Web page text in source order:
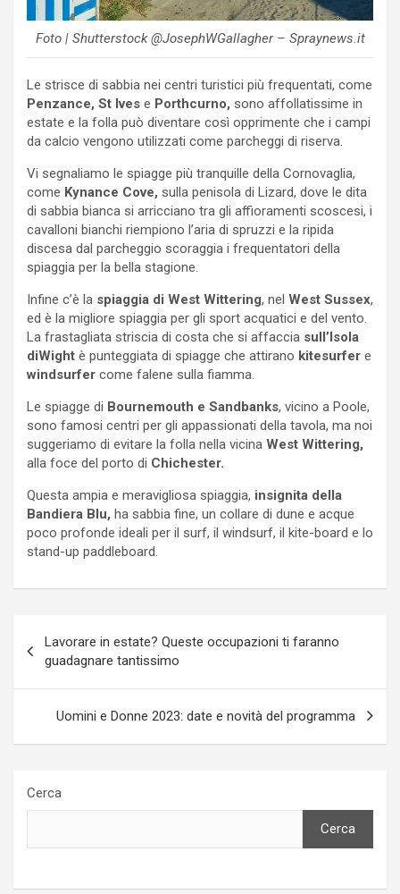
Foto | Shutterstock @JosephWGallagher – Spraynews.it
Le strisce di sabbia nei centri turistici più frequentati, come
Penzance, St Ives e Porthcurno, sono affollatissime in
estate e la folla può diventare così opprimente che i campi
da calcio vengono utilizzati come parcheggi di riserva.
Vi segnaliamo le spiagge più tranquille della Cornovaglia,
come Kynance Cove, sulla penisola di Lizard, dove le dita
di sabbia bianca si arricciano tra gli affioramenti scoscesi, i
cavalloni bianchi riempiono l’aria di spruzzi e la ripida
discesa dal parcheggio scoraggia i frequentatori della
spiaggia per la bella stagione.
Infine c’è la spiaggia di West Wittering, nel West Sussex,
ed è la migliore spiaggia per gli sport acquatici e del vento.
La frastagliata striscia di costa che si affaccia sull’Isola
diWight è punteggiata di spiagge che attirano kitesurfer e
windsurfer come falene sulla fiamma.
Le spiagge di Bournemouth e Sandbanks, vicino a Poole,
sono famosi centri per gli appassionati della tavola, ma noi
suggeriamo di evitare la folla nella vicina West Wittering,
alla foce del porto di Chichester.
Questa ampia e meravigliosa spiaggia, insignita della
Bandiera Blu, ha sabbia fine, un collare di dune e acque
poco profonde ideali per il surf, il windsurf, il kite-board e lo
stand-up paddleboard.
articoli
Lavorare in estate? Queste occupazioni ti faranno
guadagnare tantissimo
Uomini e Donne 2023: date e novità del programma
Cerca
Cerca